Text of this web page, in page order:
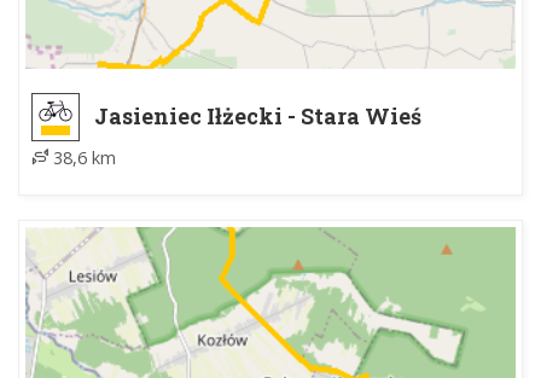
Jasieniec Iłżecki - Stara Wieś
38,6 km